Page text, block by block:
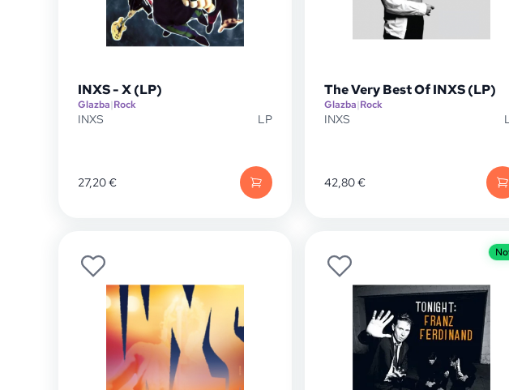
INXS - X (LP)
Glazba|Rock
INXS LP
27,20€
The Very Best Of INXS (LP)
Glazba|Rock
INXS
42,80€